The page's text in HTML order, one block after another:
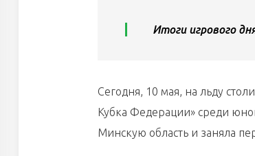
Итоги игрового
Сегодня, 10 мая, на льду
Кубка Федерации» среди
Минскую область и заняла